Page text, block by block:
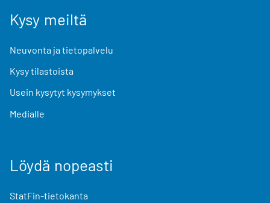
Kysy meiltä
Neuvonta ja tietopalvelu
Kysy tilastoista
Usein kysytyt kysymykset
Medialle
Löydä nopeasti
StatFin-tietokanta